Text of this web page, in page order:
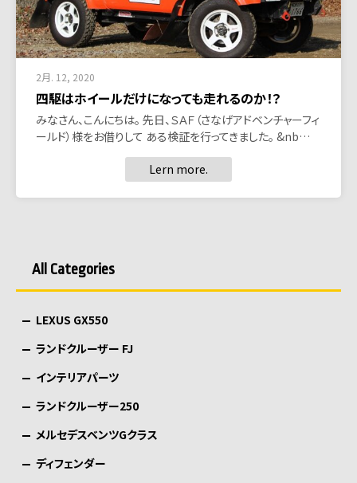
2月. 12, 2020
四駆はホイールだけになっても走れるのか！？
みなさん、こんにちは。 先日、ＳＡＦ（さなげアドベンチャーフィ
ールド）様をお借りして ある検証を行ってきました。 &nb…
Lern more.
All Categories
LEXUS GX550
ランドクルーザー FJ
インテリアパーツ
ランドクルーザー250
メルセデスベンツGクラス
ディフェンダー